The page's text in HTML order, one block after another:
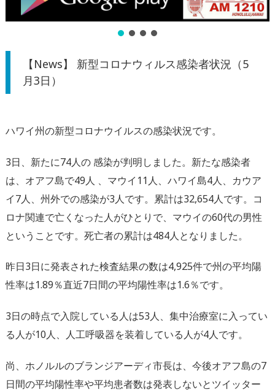
【News】 新型コロナウィルス感染者状況（5
月3日）
ハワイ州の新型コロナウイルスの感染状況です。
3日、新たに74人の 感染が判明しました。新たな感染者
は、オアフ島で49人 、マウイ11人、ハワイ島4人、カウア
イ7人、州外での感染が3人です。累計は32,654人です。コ
ロナ関連で亡くなった人がひとりで、マウイの60代の男性
ということです。死亡者の累計は484人となりました。
昨日3日に発表された検査結果の数は4,925件で州の平均陽
性率は1.89％直近7日間の平均陽性率は1.6％です。
3日の時点で入院している人は53人、集中治療室に入ってい
る人が10人、人工呼吸器を装着している人が4人です。
尚、ホノルルのブランジアーディ市長は、今後オアフ島の7
日間の平均陽性率や平均患者数は発表しないとツイッター